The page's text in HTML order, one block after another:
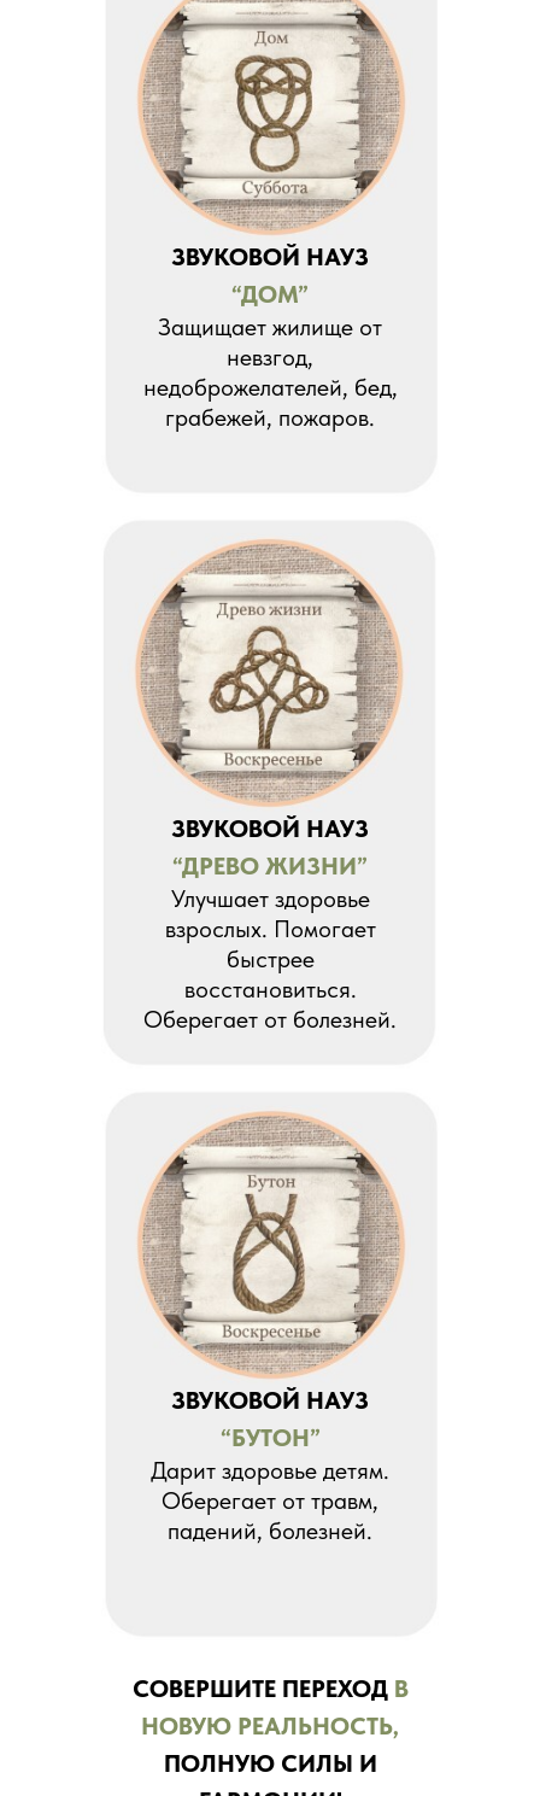
СОВЕРШИТЕ ПЕРЕХОД В
НОВУЮ РЕАЛЬНОСТЬ,
ПОЛНУЮ СИЛЫ И
ЗВУКОВОЙ НАУЗ
“ДОМ”
Защищает жилище от
невзгод,
недоброжелателей, бед,
грабежей, пожаров.
ЗВУКОВОЙ НАУЗ
“ДРЕВО ЖИЗНИ”
Улучшает здоровье
взрослых. Помогает
быстрее
восстановиться.
Оберегает от болезней.
ЗВУКОВОЙ НАУЗ
“БУТОН”
Дарит здоровье детям.
Оберегает от травм,
падений, болезней.